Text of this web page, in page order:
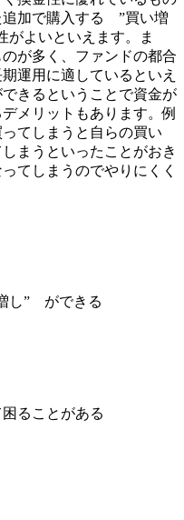
追加で購入する ”買い増
よいといえます。ま
が多く、ファンドの都合
運用に適しているといえ
きるということで資金が
メリットもあります。例
てしまうと自らの買い
まうといったことがおき
てしまうのでやりにくく
し” ができる
ることがある